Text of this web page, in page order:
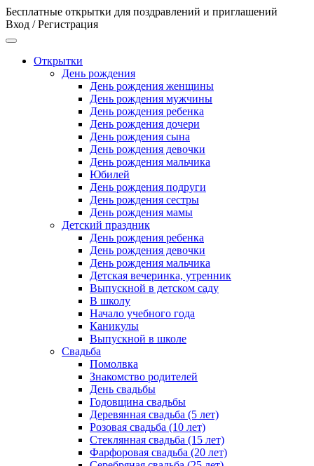
Бесплатные открытки для поздравлений и приглашений
Вход / Регистрация
Открытки
День рождения
День рождения женщины
День рождения мужчины
День рождения ребенка
День рождения дочери
День рождения сына
День рождения девочки
День рождения мальчика
Юбилей
День рождения подруги
День рождения сестры
День рождения мамы
Детский праздник
День рождения ребенка
День рождения девочки
День рождения мальчика
Детская вечеринка, утренник
Выпускной в детском саду
В школу
Начало учебного года
Каникулы
Выпускной в школе
Свадьба
Помолвка
Знакомство родителей
День свадьбы
Годовщина свадьбы
Деревянная свадьба (5 лет)
Розовая свадьба (10 лет)
Стеклянная свадьба (15 лет)
Фарфоровая свадьба (20 лет)